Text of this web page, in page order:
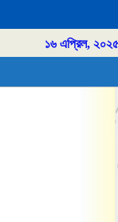
১৬ এপ্রিল, ২০২৫